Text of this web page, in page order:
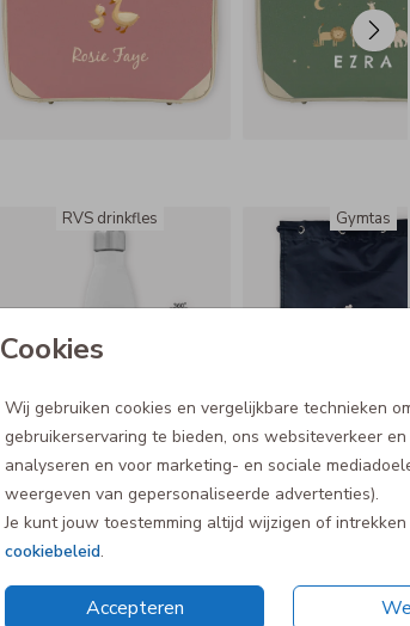
Cookies
Wij gebruiken cookies en vergelijkbare technieken
gebruikerservaring te bieden, ons websiteverkeer
analyseren en voor marketing- en sociale
weergeven van gepersonaliseerde advertenties).
Je kunt jouw toestemming altijd wijzigen of intrekken
cookiebeleid.
Accepteren
RVS drinkfles Gymtas